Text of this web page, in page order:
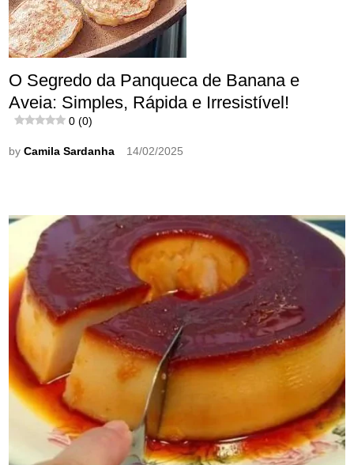
O Segredo da Panqueca de Banana e
Aveia: Simples, Rápida e Irresistível!
0 (0)
byCamila Sardanha 14/02/2025